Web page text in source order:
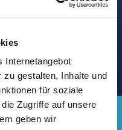
Internetangebot
gestalten, Inhalte und
für soziale
Zugriffe auf unsere
geben wir